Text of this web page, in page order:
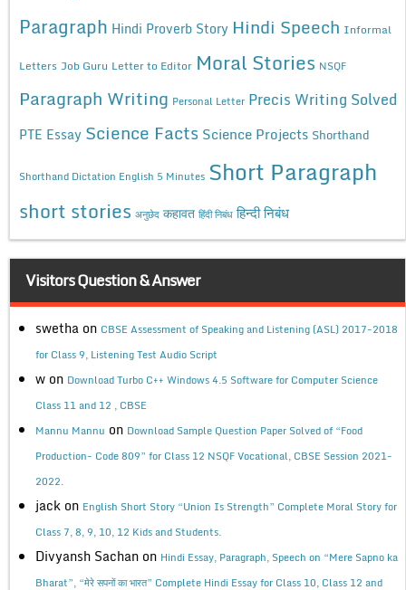
Paragraph Hindi Proverb Story Hindi Speech Informal
Letters Job Guru Letter to Editor Moral Stories NSQF
Paragraph Writing Personal Letter Precis Writing Solved
PTE Essay Science Facts Science Projects Shorthand
Shorthand Dictation English 5 Minutes Short Paragraph
short stories अनुछेद कहावत हिंदी निबंध हिन्दी निबंध
Visitors Question & Answer
swetha on CBSE Assessment of Speaking and Listening (ASL) 2017-2018
for Class 9, Listening Test Audio Script
w on Download Turbo C++ Windows 4.5 Software for Computer Science
Class 11 and 12 , CBSE
Mannu Mannu on Download Sample Question Paper Solved of “Food
Production- Code 809” for Class 12 NSQF Vocational, CBSE Session 2021-
2022.
jack on English Short Story “Union Is Strength” Complete Moral Story for
Class 7, 8, 9, 10, 12 Kids and Students.
Divyansh Sachan on Hindi Essay, Paragraph, Speech on “Mere Sapno ka
Bharat”, “मेरे सपनों का भारत” Complete Hindi Essay for Class 10, Class 12 and